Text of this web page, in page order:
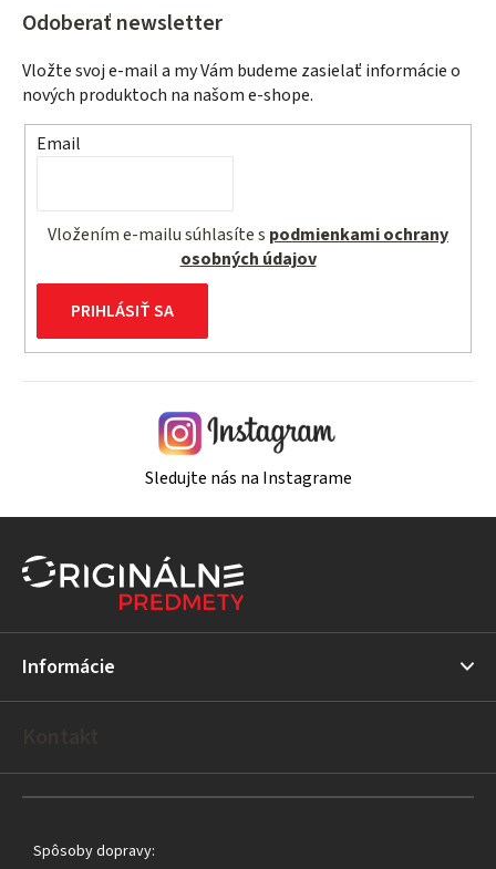
Odoberať newsletter
Vložte svoj e-mail a my Vám budeme zasielať informácie o
nových produktoch na našom e-shope.
Email
Vložením e-mailu súhlasíte s podmienkami ochrany
osobných údajov
PRIHLÁSIŤ SA
Sledujte nás na Instagrame
ä
i
Informácie
Spôsoby dopravy: